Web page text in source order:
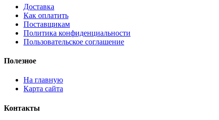
Доставка
Как оплатить
Поставщикам
Политика конфиденциальности
Пользовательское соглашение
Полезное
На главную
Карта сайта
Контакты